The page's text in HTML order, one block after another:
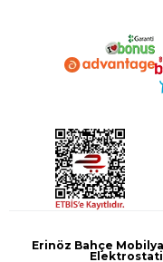
Erinöz Bahçe